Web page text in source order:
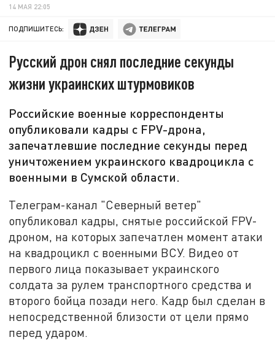
14 МАЯ 22:05
ПОДПИШИТЕСЬ:
Русский дрон снял последние секунды
жизни украинских штурмовиков
Российские военные корреспонденты
опубликовали кадры с FPV-дрона,
запечатлевшие последние секунды перед
уничтожением украинского квадроцикла с
военными в Сумской области.
Телеграм-канал "Северный ветер"
опубликовал кадры, снятые российской FPV-
дроном, на которых запечатлен момент атаки
на квадроцикл с военными ВСУ. Видео от
первого лица показывает украинского
солдата за рулем транспортного средства и
второго бойца позади него. Кадр был сделан в
непосредственной близости от цели прямо
перед ударом.